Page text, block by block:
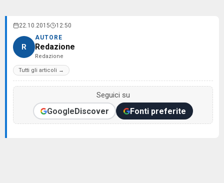
22.10.2015 12:50
R
AUTORE
Redazione
Redazione
Tutti gli articoli →
Seguici su
GoogleDiscover Fonti preferite